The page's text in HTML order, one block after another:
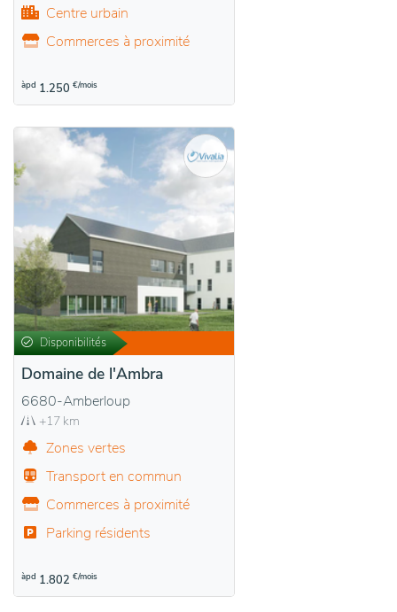
Centre urbain
Commerces à proximité
àpd 1.250 €/mois
Disponibilités
Domaine de l'Ambra
6680-Amberloup
+17 km
Zones vertes
Transport en commun
Commerces à proximité
Parking résidents
àpd 1.802 €/mois